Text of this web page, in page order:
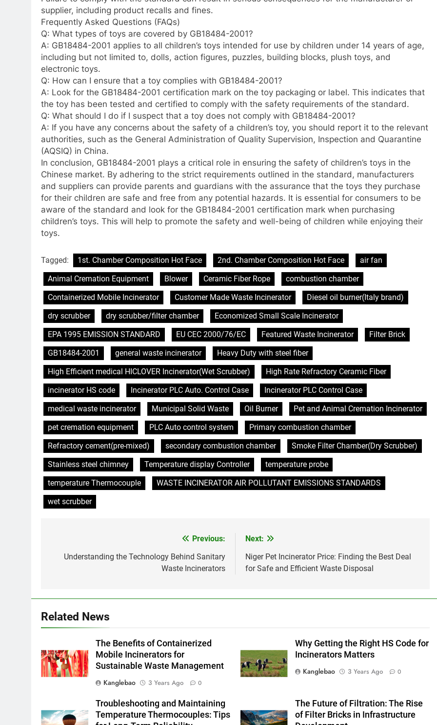
supplier, including product recalls and fines.
Frequently Asked Questions (FAQs)
Q: What types of toys are covered by GB18484-2001?
A: GB18484-2001 applies to all children’s toys intended for use by children under 14 years of age,
including but not limited to, dolls, action figures, puzzles, building blocks, plush toys, and
electronic toys.
Q: How can I ensure that a toy complies with GB18484-2001?
A: Look for the GB18484-2001 certification mark on the toy packaging or label. This indicates that
the toy has been tested and certified to comply with the safety requirements of the standard.
Q: What should I do if I suspect that a toy does not comply with GB18484-2001?
A: If you have any concerns about the safety of a children’s toy, you should report it to the relevant
authorities, such as the General Administration of Quality Supervision, Inspection and Quarantine
(AQSIQ) in China.
In conclusion, GB18484-2001 plays a critical role in ensuring the safety of children’s toys in the
Chinese market. By adhering to the strict requirements outlined in the standard, manufacturers
and suppliers can provide parents and guardians with the assurance that the toys they purchase
for their children are safe and free from any potential hazards. It is essential for consumers to be
aware of the standard and look for the GB18484-2001 certification mark when purchasing
children’s toys. This will help to promote the safety and well-being of children while enjoying their
toys.
Tagged: 1st. Chamber Composition Hot Face 2nd. Chamber Composition Hot Face
air fan
Animal Cremation Equipment
Blower Ceramic Fiber Rope
combustion chamber
Containerized Mobile Incinerator
Customer Made Waste Incinerator
Diesel oil burner(Italy brand)
dry scrubber
dry scrubber/filter chamber
Economized Small Scale Incinerator
EPA 1995 EMISSION STANDARD
EU CEC 2000/76/EC Featured Waste Incinerator
Filter Brick
GB18484-2001
general waste incinerator
Heavy Duty with steel fiber
High Efficient medical HICLOVER Incinerator(Wet Scrubber)
High Rate Refractory Ceramic Fiber
incinerator HS code
Incinerator PLC Auto. Control Case
Incinerator PLC Control Case
medical waste incinerator
Municipal Solid Waste Oil Burner
Pet and Animal Cremation Incinerator
pet cremation equipment
PLC Auto control system
Primary combustion chamber
Refractory cement(pre-mixed)
secondary combustion chamber
Smoke Filter Chamber(Dry Scrubber)
Stainless steel chimney
Temperature display Controller
temperature probe
temperature Thermocouple
WASTE INCINERATOR AIR POLLUTANT EMISSIONS STANDARDS
wet scrubber
navigation
Previous:
Understanding the Technology Behind Sanitary
Waste Incinerators
Next:
Niger Pet Incinerator Price: Finding the Best Deal
for Safe and Efficient Waste Disposal
Related News
The Benefits of Containerized
Mobile Incinerators for
Sustainable Waste Management
Kanglebao
3 Years Ago 0
Why Getting the Right HS Code for
Incinerators Matters
Kanglebao
3 Years Ago 0
Troubleshooting and Maintaining
Temperature Thermocouples: Tips
The Future of Filtration: The Rise
of Filter Bricks in Infrastructure